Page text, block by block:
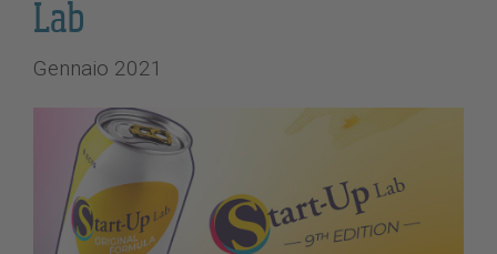
Lab
Gennaio 2021